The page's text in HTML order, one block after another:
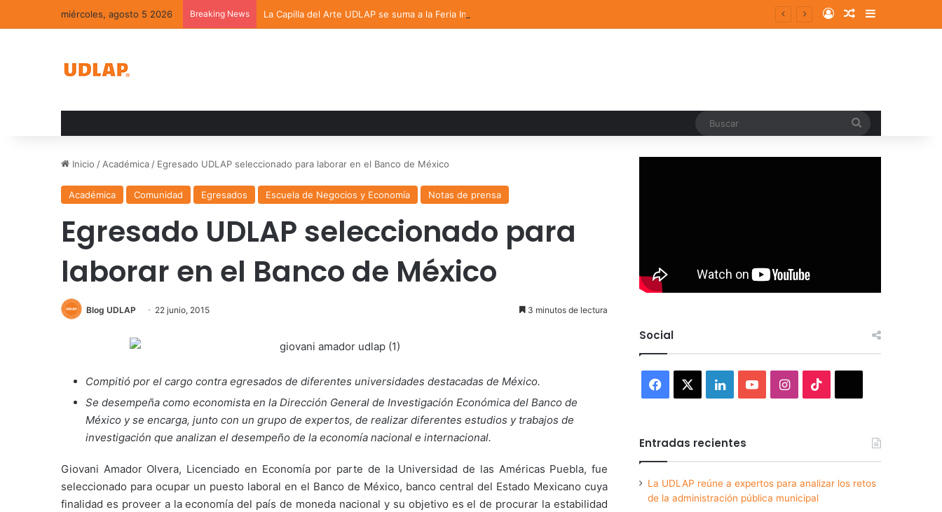
miércoles, agosto 5 2026 Breaking News La Capilla del Arte UDLAP se suma a la Feria Internacional del Libro en Puebla Log InRandom Article
Sidebar
Inicio / Académica / Egresado UDLAP seleccionado para laborar en el Banco de México
Académica Comunidad Egresados Escuela de Negocios y Economía Notas de prensa
Egresado UDLAP seleccionado para
laborar en el Banco de México
Blog UDLAP 22 junio, 2015 3 minutos de lectura
Compitió por el cargo contra egresados de diferentes universidades destacadas de México.
Se desempeña como economista en la Dirección General de Investigación Económica del Banco de
México y se encarga, junto con un grupo de expertos, de realizar diferentes estudios y trabajos de
investigación que analizan el desempeño de la economía nacional e internacional.
Giovani Amador Olvera, Licenciado en Economía por parte de la Universidad de las Américas Puebla, fue
seleccionado para ocupar un puesto laboral en el Banco de México, banco central del Estado Mexicano cuya
finalidad es proveer a la economía del país de moneda nacional y su objetivo es el de procurar la estabilidad
Social
Facebook LinkedInYouTubeInstagram
Entradas recientes
La UDLAP reúne a expertos para analizar los retos
de la administración pública municipal